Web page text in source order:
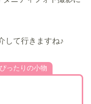
して行きますね♪
ったりの小物